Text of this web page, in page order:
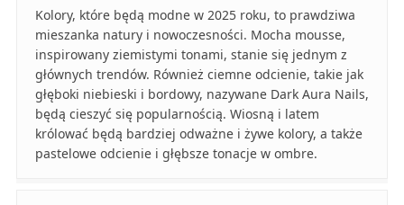
Kolory, które będą modne w 2025 roku, to prawdziwa
mieszanka natury i nowoczesności. Mocha mousse,
inspirowany ziemistymi tonami, stanie się jednym z
głównych trendów. Również ciemne odcienie, takie jak
głęboki niebieski i bordowy, nazywane Dark Aura Nails,
będą cieszyć się popularnością. Wiosną i latem
królować będą bardziej odważne i żywe kolory, a także
pastelowe odcienie i głębsze tonacje w ombre.